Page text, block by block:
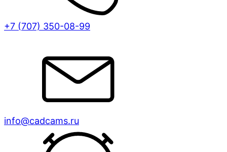
+7 (707) 350-08-99
info@cadcams.ru